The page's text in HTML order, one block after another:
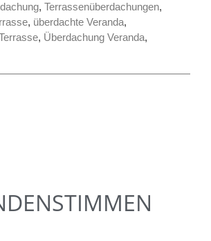
, Terrassenüberdachungen,
, überdachte Veranda,
, Überdachung Veranda,